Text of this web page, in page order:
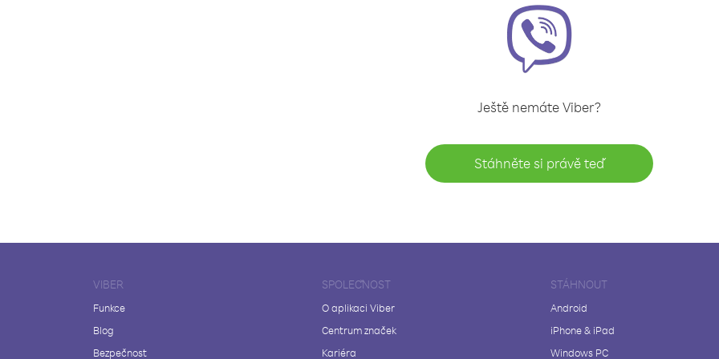
Ještě nemáte Viber?
Stáhněte si právě teď
VIBER
Funkce
Blog
Bezpečnost
SPOLEČNOST
O aplikaci Viber
Centrum značek
Kariéra
STÁHNOUT
Android
iPhone & iPad
Windows PC